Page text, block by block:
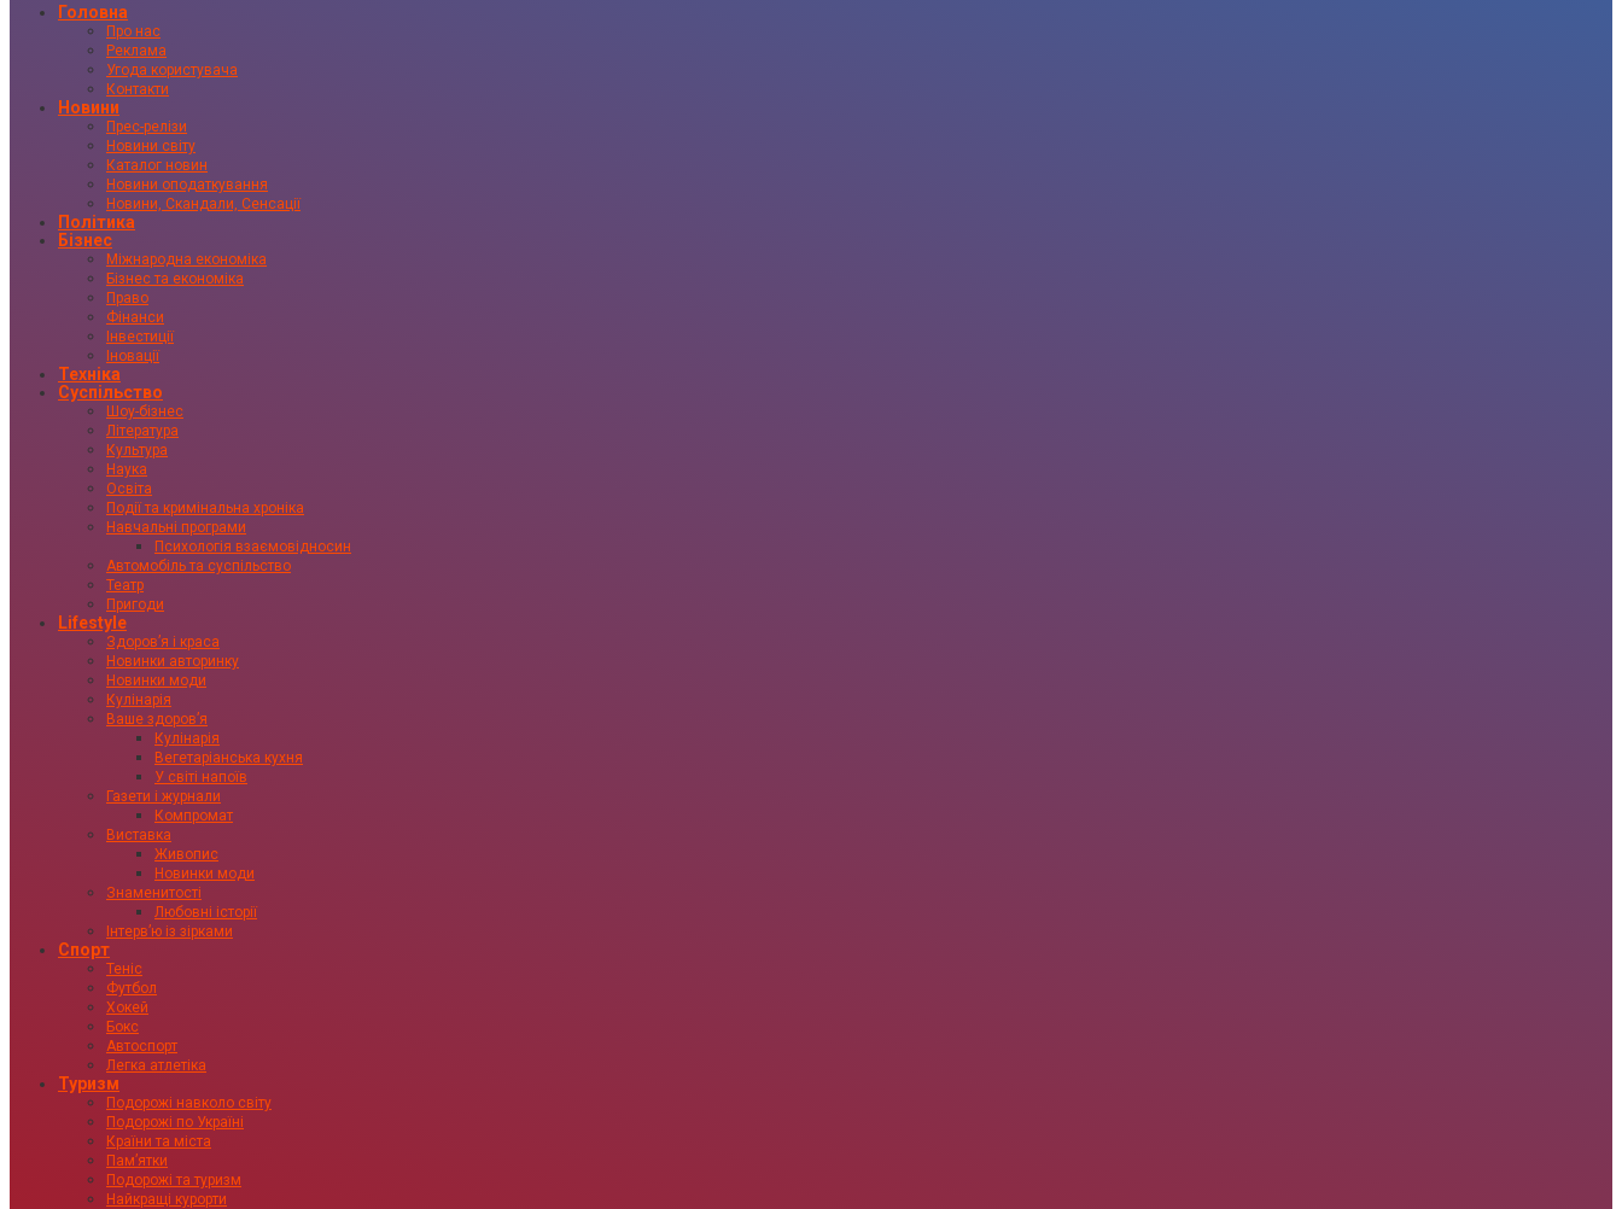
Головна
Про нас
Реклама
Угода користувача
Контакти
Новини
Прес-релізи
Новини світу
Каталог новин
Новини оподаткування
Новини, Скандали, Сенсації
Політика
Бізнес
Міжнародна економіка
Бізнес та економіка
Право
Фінанси
Інвестиції
Іновації
Техніка
Суспільство
Шоу-бізнес
Література
Культура
Наука
Освіта
Події та кримінальна хроніка
Навчальні програми
Психологія взаємовідносин
Автомобіль та суспільство
Театр
Пригоди
Lifestyle
Здоровʼя і краса
Новинки авторинку
Новинки моди
Кулінарія
Ваше здоровʼя
Кулінарія
Вегетаріанська кухня
У світі напоїв
Газети і журнали
Компромат
Виставка
Живопис
Новинки моди
Знаменитості
Любовні історії
Інтервʼю із зірками
Спорт
Теніс
Футбол
Хокей
Бокс
Автоспорт
Легка атлетіка
Туризм
Подорожі навколо світу
Подорожі по Україні
Країни та міста
Пам’ятки
Подорожі та туризм
Найкращі курорти